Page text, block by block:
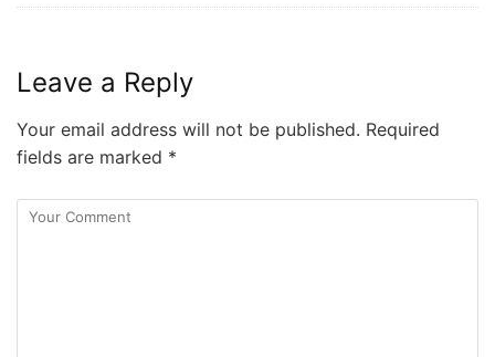
Leave a Reply
Your email address will not be published. Required
fields are marked *